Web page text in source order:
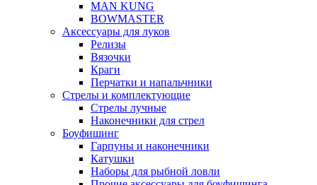
MAN KUNG
BOWMASTER
Аксессуары для луков
Релизы
Вязочки
Краги
Перчатки и напальчники
Стрелы и комплектующие
Стрелы лучные
Наконечники для стрел
Боуфишинг
Гарпуны и наконечники
Катушки
Наборы для рыбной ловли